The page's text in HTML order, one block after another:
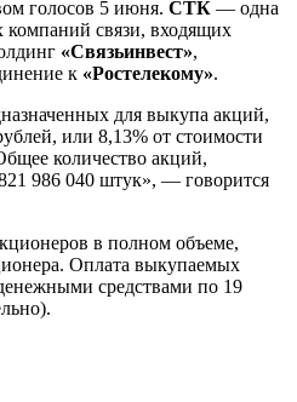
голосов 5 июня. СТК — одна
связи, входящих
«Связьинвест»,
к «Ростелекому».
для выкупа акций,
или 8,13% от стоимости
количество акций,
986 040 штук», — говорится
в полном объеме,
Оплата выкупаемых
средствами по 19